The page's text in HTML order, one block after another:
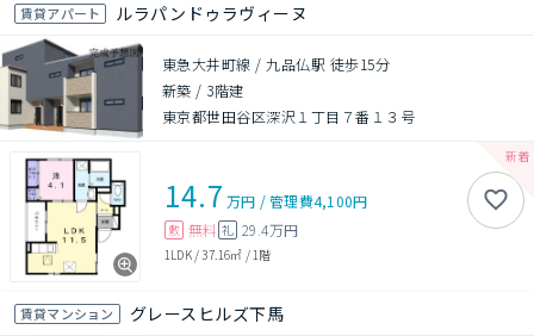
賃貸アパート ルラパンドゥラヴィーヌ
東急大井町線 / 九品仏駅 徒歩15分
新築 / 3階建
東京都世田谷区深沢１丁目７番１３号
14.7 万円 /管理費4,100円
敷 無料 礼 29.4万円
1LDK/37.16㎡ / 1階
賃貸マンション グレースヒルズ下馬